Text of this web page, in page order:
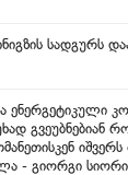
სადგურს
ენერგეტიკული
გვეუბნებიან
- გიორგი